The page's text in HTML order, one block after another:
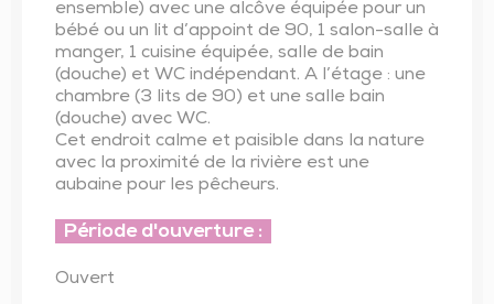
ensemble) avec une alcôve équipée pour un
bébé ou un lit d’appoint de 90, 1 salon-salle à
manger, 1 cuisine équipée, salle de bain
(douche) et WC indépendant. A l’étage : une
chambre (3 lits de 90) et une salle bain
(douche) avec WC.
Cet endroit calme et paisible dans la nature
avec la proximité de la rivière est une
aubaine pour les pêcheurs.
Période d'ouverture :
Ouvert